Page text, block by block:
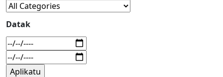
Datak